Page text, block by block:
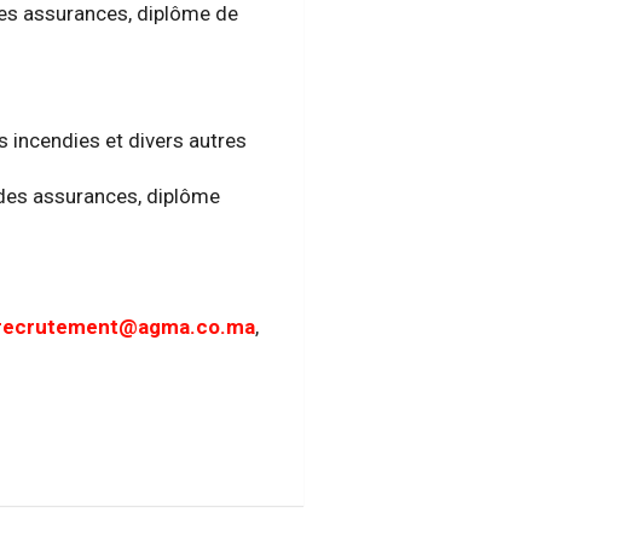
assurances, diplôme de
incendies et divers autres
assurances, diplôme
,